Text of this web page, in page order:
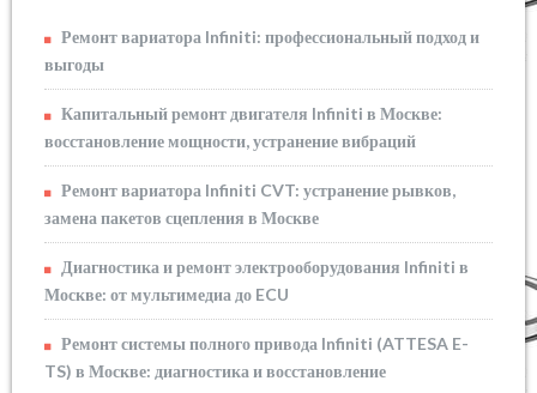
Ремонт вариатора Infiniti: профессиональный подход и
выгоды
Капитальный ремонт двигателя Infiniti в Москве:
восстановление мощности, устранение вибраций
Ремонт вариатора Infiniti CVT: устранение рывков,
замена пакетов сцепления в Москве
Диагностика и ремонт электрооборудования Infiniti в
Москве: от мультимедиа до ECU
Ремонт системы полного привода Infiniti (ATTESA E-
TS) в Москве: диагностика и восстановление